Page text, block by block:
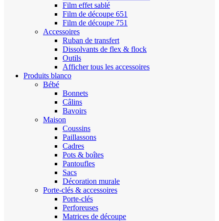
Film effet sablé
Film de découpe 651
Film de découpe 751
Accessoires
Ruban de transfert
Dissolvants de flex & flock
Outils
Afficher tous les accessoires
Produits blanco
Bébé
Bonnets
Câlins
Bavoirs
Maison
Coussins
Paillassons
Cadres
Pots & boîtes
Pantoufles
Sacs
Décoration murale
Porte-clés & accessoires
Porte-clés
Perforeuses
Matrices de découpe